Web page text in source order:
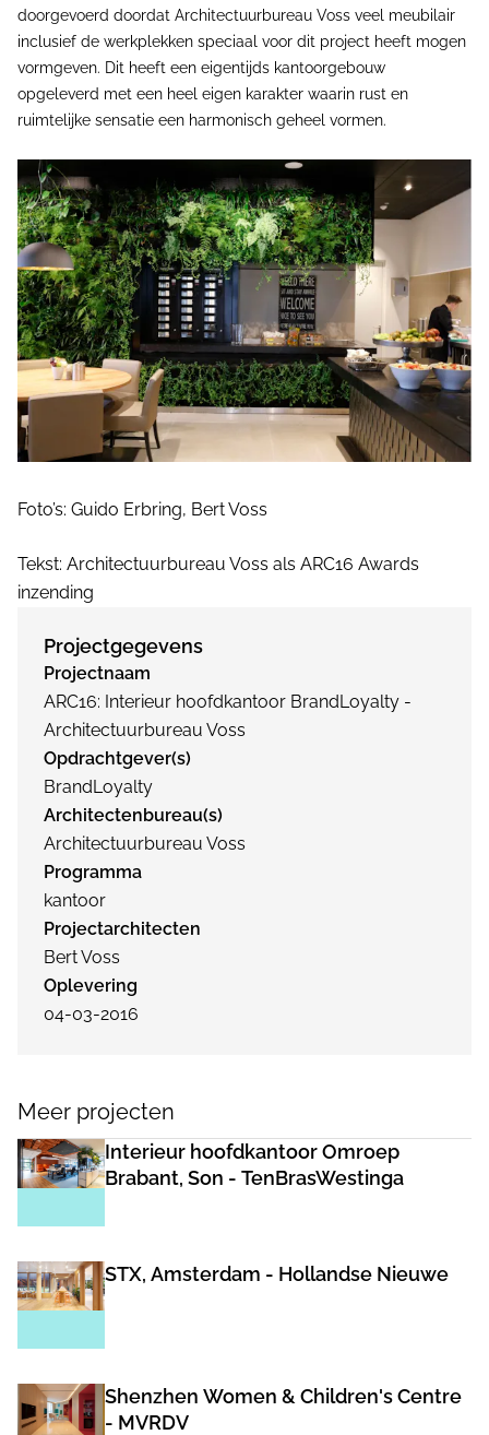
doorgevoerd doordat Architectuurbureau Voss veel meubilair
inclusief de werkplekken speciaal voor dit project heeft mogen
vormgeven. Dit heeft een eigentijds kantoorgebouw
opgeleverd met een heel eigen karakter waarin rust en
ruimtelijke sensatie een harmonisch geheel vormen.
Foto’s: Guido Erbring, Bert Voss
Tekst: Architectuurbureau Voss als ARC16 Awards
inzending
Projectgegevens
Projectnaam
ARC16: Interieur hoofdkantoor BrandLoyalty -
Architectuurbureau Voss
Opdrachtgever(s)
BrandLoyalty
Architectenbureau(s)
Architectuurbureau Voss
Programma
kantoor
Projectarchitecten
Bert Voss
Oplevering
04-03-2016
Meer projecten
Interieur hoofdkantoor Omroep
Brabant, Son - TenBrasWestinga
STX, Amsterdam - Hollandse Nieuwe
Shenzhen Women & Children's Centre
- MVRDV